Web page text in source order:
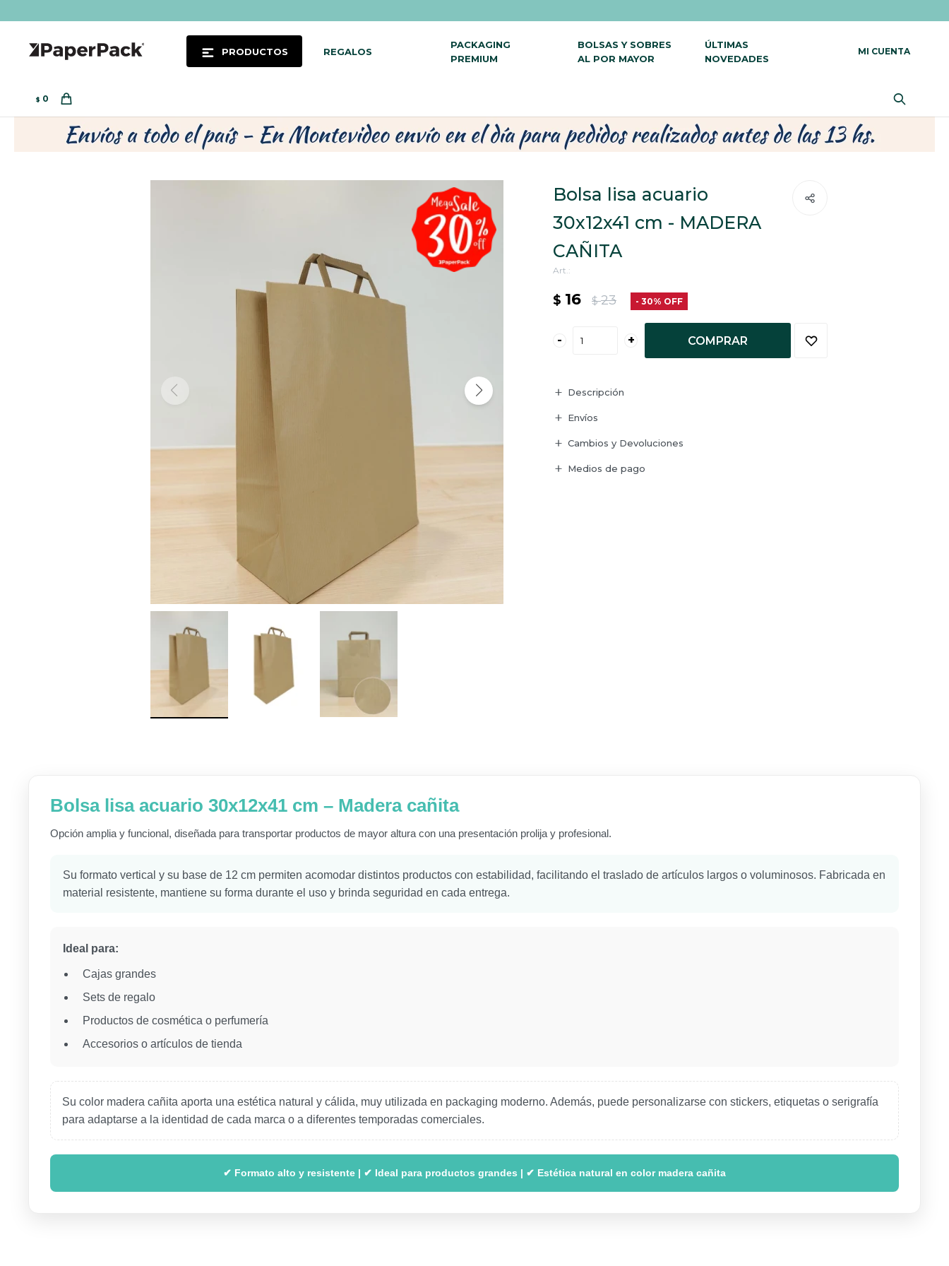
PRODUCTOS REGALOS
PACKAGING
PREMIUM
BOLSAS Y SOBRES
AL POR MAYOR
ÚLTIMAS
NOVEDADES
$ 0
Bolsa lisa acuario
30x12x41 cm - MADERA
CAÑITA
$ 16 $ 23 30
- + COMPRAR
Descripción
Envíos
Cambios y Devoluciones
Medios de pago
Bolsa lisa acuario 30x12x41 cm – Madera cañita
Opción amplia y funcional, diseñada para transportar productos de mayor altura con una presentación prolija y profesional.
Su formato vertical y su base de 12 cm permiten acomodar distintos productos con estabilidad, facilitando el traslado de artículos largos o voluminosos. Fabricada en
material resistente, mantiene su forma durante el uso y brinda seguridad en cada entrega.
Ideal para:
Cajas grandes
Sets de regalo
Productos de cosmética o perfumería
Accesorios o artículos de tienda
Su color madera cañita aporta una estética natural y cálida, muy utilizada en packaging moderno. Además, puede personalizarse con stickers, etiquetas o serigrafía
para adaptarse a la identidad de cada marca o a diferentes temporadas comerciales.
✔ Formato alto y resistente | ✔ Ideal para productos grandes | ✔ Estética natural en color madera cañita